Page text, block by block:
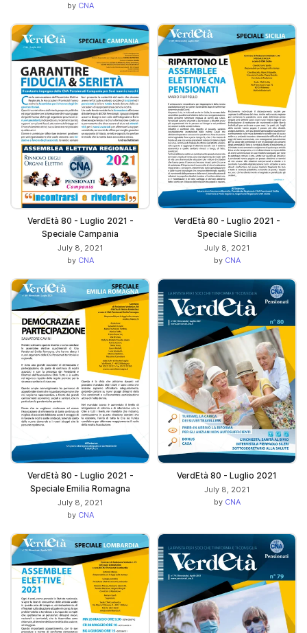
by CNA
VerdEtà 80 - Luglio 2021 -
Speciale Campania
July 8, 2021
by CNA
VerdEtà 80 - Luglio 2021 -
Speciale Sicilia
July 8, 2021
by CNA
VerdEtà 80 - Luglio 2021 -
Speciale Emilia Romagna
July 8, 2021
by CNA
VerdEtà 80 - Luglio 2021
July 8, 2021
by CNA